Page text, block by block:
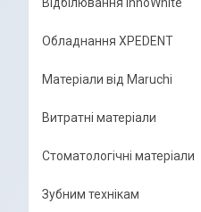
Обладнання XPEDENT
Матеріали від Maruchi
Витратні матеріали
Стоматологічні матеріали
Зубним технікам